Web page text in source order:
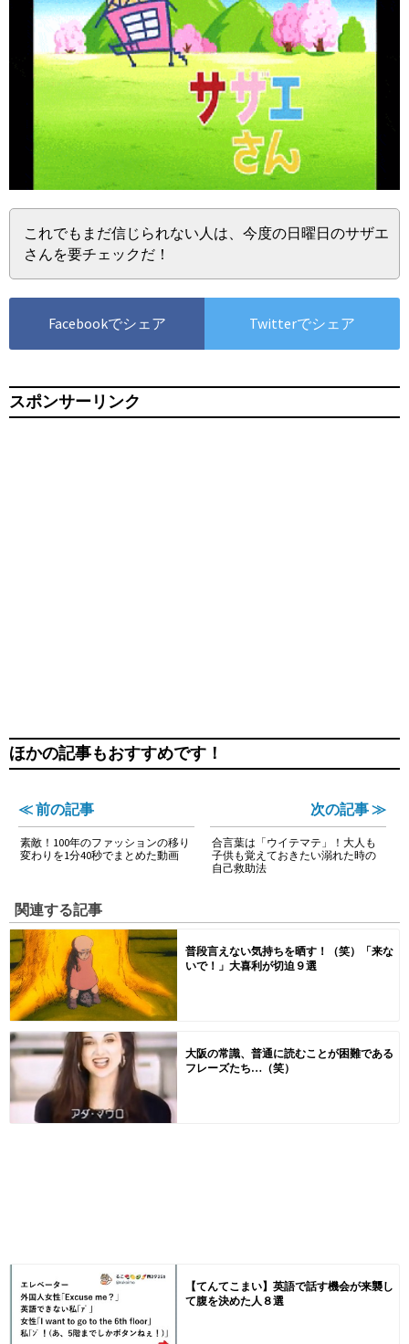
これでもまだ信じられない人は、今度の日曜日のサザエ
さんを要チェックだ！
Facebookでシェア Twitterでシェア
スポンサーリンク
ほかの記事もおすすめです！
≪ 前の記事
素敵！100年のファッションの移り
変わりを1分40秒でまとめた動画
次の記事 ≫
合言葉は「ウイテマテ」！大人も
子供も覚えておきたい溺れた時の
自己救助法
関連する記事
普段言えない気持ちを晒す！（笑）「来な
いで！」大喜利が切迫９選
大阪の常識、普通に読むことが困難である
フレーズたち…（笑）
【てんてこまい】英語で話す機会が来襲し
て腹を決めた人８選